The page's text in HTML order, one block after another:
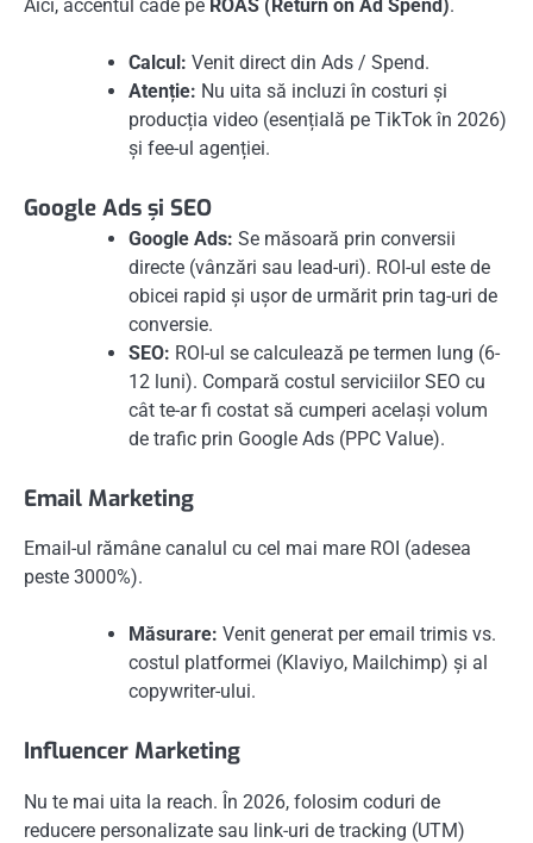
Aici, accentul cade pe ROAS (Return on Ad Spend).
Calcul: Venit direct din Ads / Spend.
Atenție: Nu uita să incluzi în costuri și
producția video (esențială pe TikTok în 2026)
și fee-ul agenției.
Google Ads și SEO
Google Ads: Se măsoară prin conversii
directe (vânzări sau lead-uri). ROI-ul este de
obicei rapid și ușor de urmărit prin tag-uri de
conversie.
SEO: ROI-ul se calculează pe termen lung (6-
12 luni). Compară costul serviciilor SEO cu
cât te-ar fi costat să cumperi același volum
de trafic prin Google Ads (PPC Value).
Email Marketing
Email-ul rămâne canalul cu cel mai mare ROI (adesea
peste 3000%).
Măsurare: Venit generat per email trimis vs.
costul platformei (Klaviyo, Mailchimp) și al
copywriter-ului.
Influencer Marketing
Nu te mai uita la reach. În 2026, folosim coduri de
reducere personalizate sau link-uri de tracking (UTM)